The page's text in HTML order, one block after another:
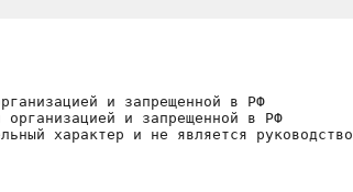
и запрещенной в РФ
и запрещенной в РФ
характер и не является